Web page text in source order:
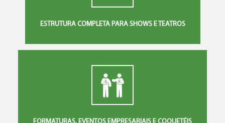
ESTRUTURA COMPLETA PARA SHOWS E TEATROS